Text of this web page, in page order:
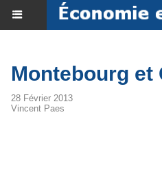
Montebourg et
28 Février 2013
Vincent Paes